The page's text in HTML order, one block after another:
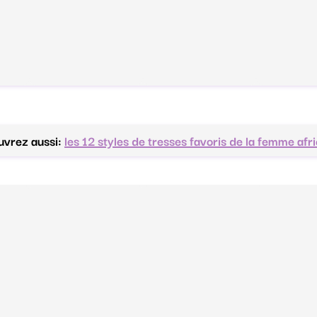
aussi: les 12 styles de tresses favoris de la femme